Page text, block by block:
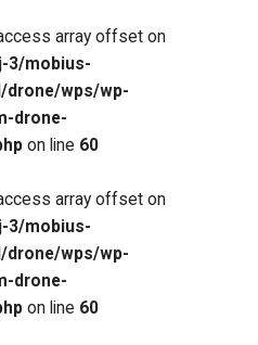
array offset on
3/mobius-
drone/wps/wp-
drone-
on line 60
array offset on
3/mobius-
drone/wps/wp-
drone-
on line 60